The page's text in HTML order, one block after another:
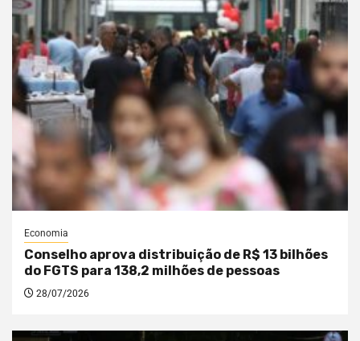
Economia
Conselho aprova distribuição de R$ 13 bilhões
do FGTS para 138,2 milhões de pessoas
28/07/2026